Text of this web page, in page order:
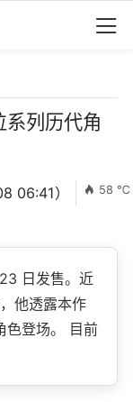
系列历代角
06:41） 58 ℃
日发售。近
他透露本作
色登场。 目前